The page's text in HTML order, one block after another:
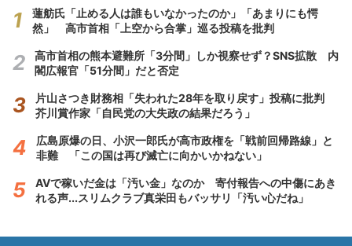
蓮舫氏「止める人は誰もいなかったのか」「あまりにも愕
然」 高市首相「上空から合掌」巡る投稿を批判
高市首相の熊本避難所「3分間」しか視察せず？SNS拡散 内
閣広報官「51分間」だと否定
片山さつき財務相「失われた28年を取り戻す」投稿に批判
芥川賞作家「自民党の大失政の結果だろう」
広島原爆の日、小沢一郎氏が高市政権を「戦前回帰路線」と
非難 「この国は再び滅亡に向かいかねない」
AVで稼いだ金は「汚い金」なのか 寄付報告への中傷にあき
れる声...スリムクラブ真栄田もバッサリ「汚い心だね」